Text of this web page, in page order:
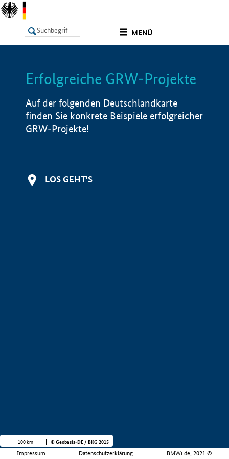
MENÜ
LISTE Info
Erfolgreiche GRW-Projekte
Auf der folgenden Deutschlandkarte
finden Sie konkrete Beispiele erfolgreicher
GRW-Projekte!
LOS GEHT'S
Impressum Datenschutzerklärung BMWi.de, 2021 ©
100 km © Geobasis-DE / BKG 2015